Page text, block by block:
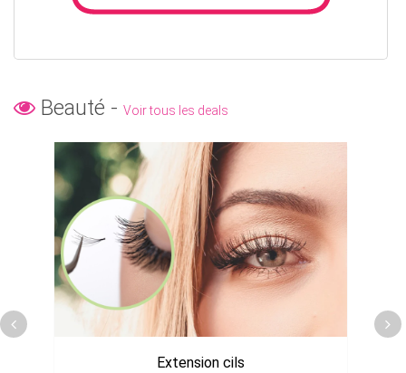
Beauté - Voir tous les deals
Extension cils